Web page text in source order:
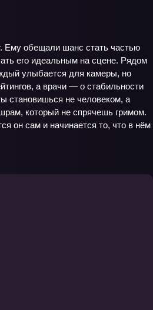
Ему обещали шанс стать частью
его идеальным на сцене. Рядом
улыбается для камеры, но
а врачи — о стабильности
становишься не человеком, а
который не спрячешь гримом.
он сам и начинается то, что в нём